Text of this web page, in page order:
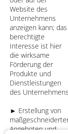
Website des
Unternehmens
anzeigen kann; das
berechtigte
Interesse ist hier
die wirksame
Förderung der
Produkte und
Dienstleistungen
des
► Erstellung von
Angeboten und